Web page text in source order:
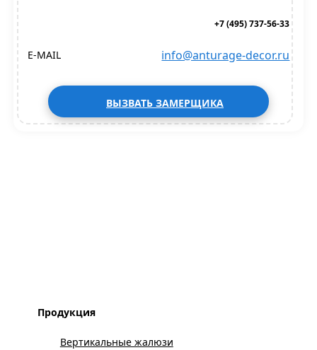
+7 (495) 737-56-33
E-MAIL info@anturage-decor.ru
ВЫЗВАТЬ ЗАМЕРЩИКА
Продукция
Вертикальные жалюзи